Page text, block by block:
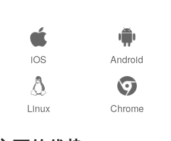
iOS Android
Linux Chrome